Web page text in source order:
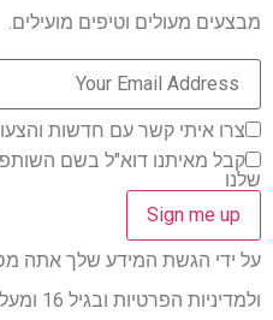
מבצעים מעולים וטיפים מועילים.
צרו איתי קשר עם חדשות
קבל מאיתנו דוא"ל בשם
שלנו
על ידי הגשת המידע שלך אתה
ולמדיניות הפרטיות ובגיל 16 ומעלה.